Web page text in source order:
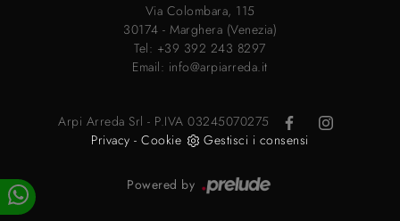
Via Colombara, 115
30174 - Marghera (Venezia)
Tel: +39 392 243 8297
Email: info@arpiarreda.it
Arpi Arreda Srl - P.IVA 03245070275
Privacy -Cookie Gestisci i consensi
Powered by